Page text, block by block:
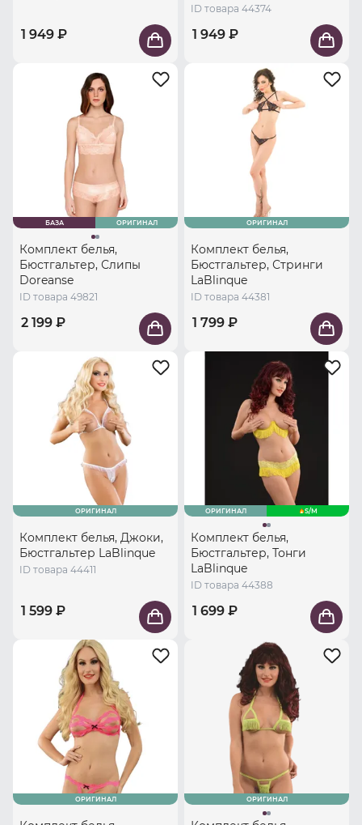
1 949 ₽
ID товара 44374
1 949 ₽
БАЗА ОРИГИНАЛ
Комплект белья,
Бюстгальтер, Слипы
Doreanse
ID товара 49821
2 199 ₽
ОРИГИНАЛ
Комплект белья,
Бюстгальтер, Стринги
LaBlinque
ID товара 44381
1 799 ₽
ОРИГИНАЛ
Комплект белья, Джоки,
Бюстгальтер LaBlinque
ID товара 44411
1 599 ₽
ОРИГИНАЛ S/M
Комплект белья,
Бюстгальтер, Тонги
LaBlinque
ID товара 44388
1 699 ₽
ОРИГИНАЛ ОРИГИНАЛ